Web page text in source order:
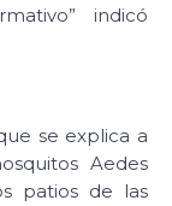
indicó
se explica a
Aedes
patios de las